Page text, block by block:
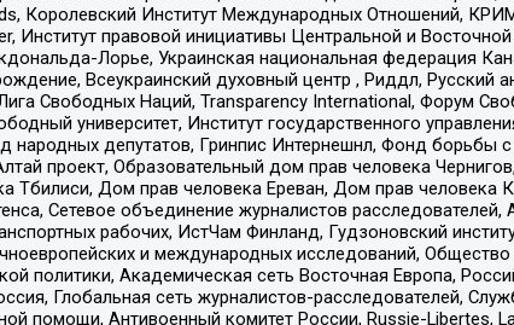
Королевский Институт Международных Отношений,
Институт правовой инициативы Центральной и
Лорье, Украинская национальная федерация
Всеукраинский духовный центр , Риддл, Русский
Свободных Наций, Transparеncy International, Форум
университет, Институт государственного
депутатов, Гринпис Интернешнл, Фонд борьбы
проект, Образовательный дом прав человека
Тбилиси, Дом прав человека Ереван, Дом прав человека
Сетевое объединение журналистов
рабочих, ИстЧам Финланд, Гудзоновский
и международных исследований,
политики, Академическая сеть Восточная Европа,
Глобальная сеть журналистов-расследователей,
помощи, Антивоенный комитет России, Russie-Libertes,